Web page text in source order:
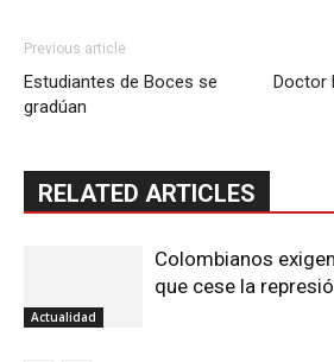
Previous article
Estudiantes de Boces se
gradúan
Doctor
RELATED ARTICLES
Actualidad
Colombianos
que cese la